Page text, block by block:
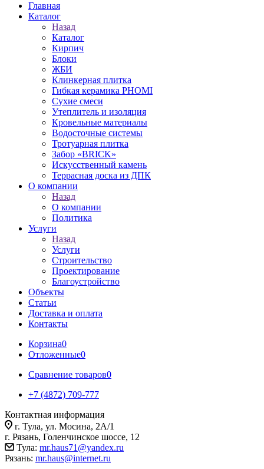
Главная
Каталог
Назад
Каталог
Кирпич
Блоки
ЖБИ
Клинкерная плитка
Гибкая керамика PHOMI
Сухие смеси
Утеплитель и изоляция
Кровельные материалы
Водосточные системы
Тротуарная плитка
Забор «‎BRICK»‎
Искусственный камень
Террасная доска из ДПК
О компании
Назад
О компании
Политика
Услуги
Назад
Услуги
Строительство
Проектирование
Благоустройство
Объекты
Статьи
Доставка и оплата
Контакты
Корзина0
Отложенные0
Сравнение товаров0
+7 (4872) 709-777
Контактная информация
г. Тула, ул. Мосина, 2А/1
г. Рязань, Голенчинское шоссе, 12
Тула: mr.haus71@yandex.ru
Рязань: mr.haus@internet.ru